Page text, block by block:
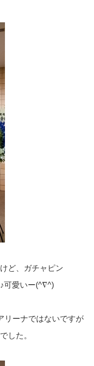
ど、ガチャピン
可愛いー(^∇^)
リーナではないですが
した。